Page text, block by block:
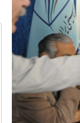
رجیستر شده🔥 (پرداخت
+ تخفیف ویژه)
سفارش بده!